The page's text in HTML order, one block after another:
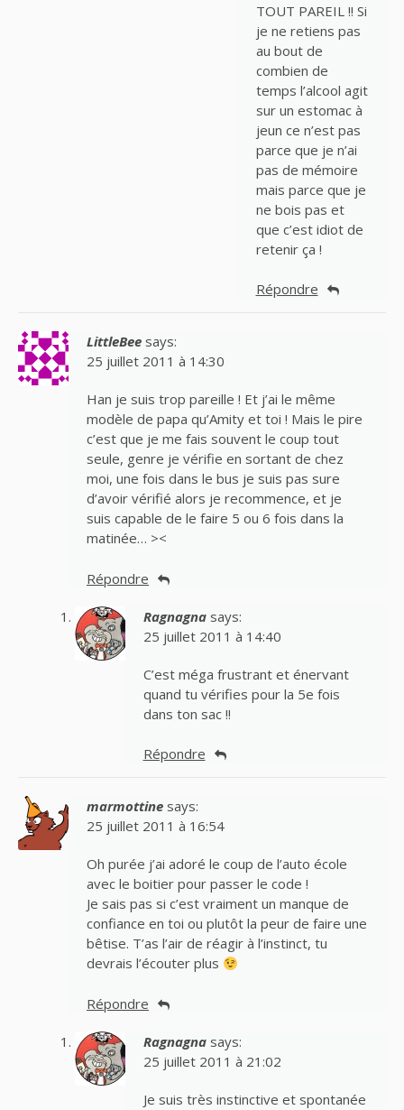
TOUT PAREIL !! Si
je ne retiens pas
au bout de
combien de
temps l’alcool agit
sur un estomac à
jeun ce n’est pas
parce que je n’ai
pas de mémoire
mais parce que je
ne bois pas et
que c’est idiot de
retenir ça !
Répondre
LittleBee says:
25 juillet 2011 à 14:30
Han je suis trop pareille ! Et j’ai le même
modèle de papa qu’Amity et toi ! Mais le pire
c’est que je me fais souvent le coup tout
seule, genre je vérifie en sortant de chez
moi, une fois dans le bus je suis pas sure
d’avoir vérifié alors je recommence, et je
suis capable de le faire 5 ou 6 fois dans la
matinée… ><
Répondre
Ragnagna says:
25 juillet 2011 à 14:40
C’est méga frustrant et énervant
quand tu vérifies pour la 5e fois
dans ton sac !!
Répondre
marmottine says:
25 juillet 2011 à 16:54
Oh purée j’ai adoré le coup de l’auto école
avec le boitier pour passer le code !
Je sais pas si c’est vraiment un manque de
confiance en toi ou plutôt la peur de faire une
bêtise. T’as l’air de réagir à l’instinct, tu
devrais l’écouter plus
Répondre
Ragnagna says:
25 juillet 2011 à 21:02
Je suis très instinctive et spontanée